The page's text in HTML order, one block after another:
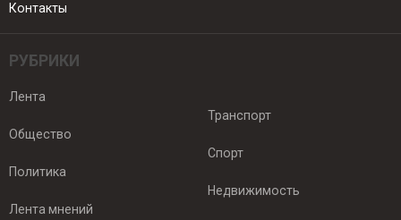
Контакты
РУБРИКИ
Лента
Общество
Политика
Лента мнений
Транспорт
Спорт
Недвижимость